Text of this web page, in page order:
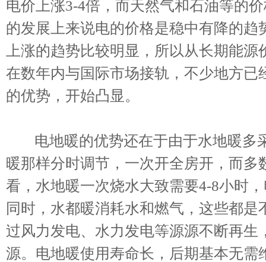
电价上涨3-4倍，而天然气和石油等的
的发展上来说电的价格是稳中有降的
上涨的趋势比较明显，所以从长期能
在数年内与国际市场接轨，不少地方
的优势，开始凸显。
电地暖的优势还在于由于水地暖多
暖那样分时调节，一次开全房开，而
看，水地暖一次烧水大致需要4-8小时
同时，水都暖消耗水和燃气，这些都
过风力发电、水力发电等源源不断再
源。电地暖使用寿命长，后期基本无